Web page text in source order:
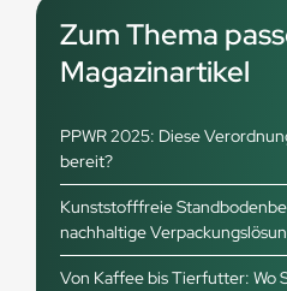
Zum Thema
Magazinartikel
PPWR 2025: Diese
bereit?
Kunststofffreie
nachhaltige
Von Kaffee bis Tierfutter: Wo